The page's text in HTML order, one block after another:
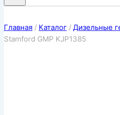
Главная / Каталог / Дизельные
Stamford GMP KJP1385